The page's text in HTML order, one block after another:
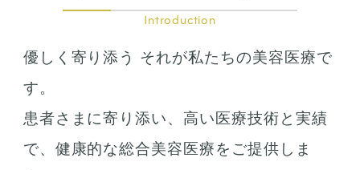
フリーワード検索
Introduction
優しく寄り添う それが私たちの美容医療で
す。
患者さまに寄り添い、高い医療技術と実績
で、健康的な総合美容医療をご提供しま